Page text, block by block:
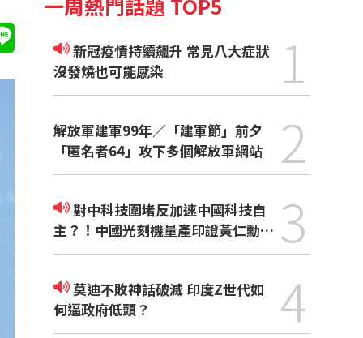
新冠疫情持續飆升 常見八大症狀
沒發燒也可能感染
1
解放軍建軍99年／「建軍節」前夕
「匿名者64」攻下多個解放軍網站
2
對中科技圍堵反加速中國科技自
主？！中國光刻機量產印證黃仁勳觀
點
3
莫迪不敗神話破滅 印度Z世代如
何逼政府低頭？
4